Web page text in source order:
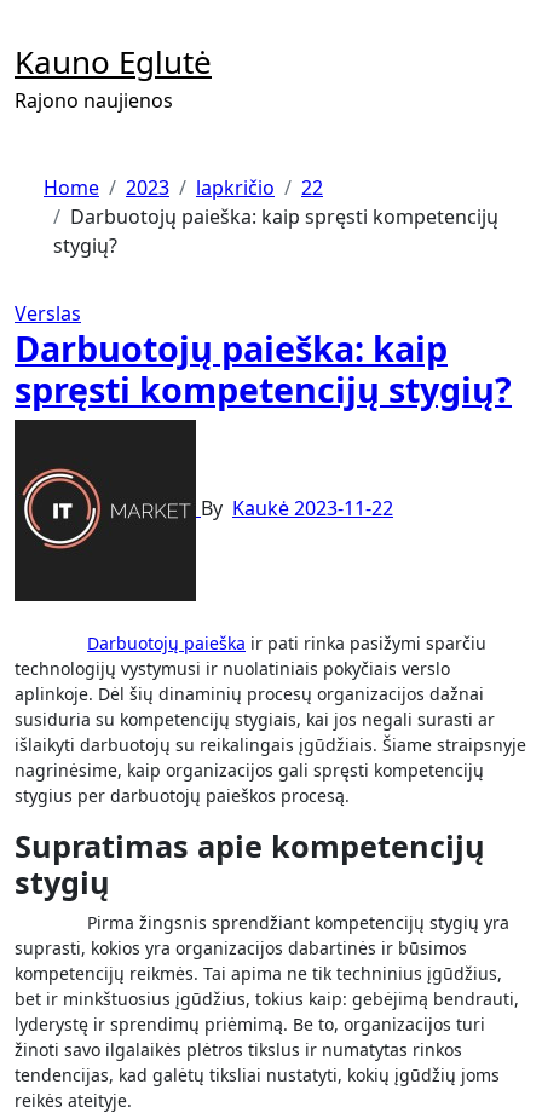
content
Kauno Eglutė
Rajono naujienos
Home 2023 lapkričio
22
Darbuotojų paieška: kaip spręsti kompetencijų
stygių?
Verslas
Darbuotojų paieška: kaip
spręsti kompetencijų stygių?
By Kaukė2023-11-22
Darbuotojų paieška ir pati rinka pasižymi sparčiu
technologijų vystymusi ir nuolatiniais pokyčiais verslo
aplinkoje. Dėl šių dinaminių procesų organizacijos dažnai
susiduria su kompetencijų stygiais, kai jos negali surasti ar
išlaikyti darbuotojų su reikalingais įgūdžiais. Šiame straipsnyje
nagrinėsime, kaip organizacijos gali spręsti kompetencijų
stygius per darbuotojų paieškos procesą.
Supratimas apie kompetencijų
stygių
Pirma žingsnis sprendžiant kompetencijų stygių yra
suprasti, kokios yra organizacijos dabartinės ir būsimos
kompetencijų reikmės. Tai apima ne tik techninius įgūdžius,
bet ir minkštuosius įgūdžius, tokius kaip: gebėjimą bendrauti,
lyderystę ir sprendimų priėmimą. Be to, organizacijos turi
žinoti savo ilgalaikės plėtros tikslus ir numatytas rinkos
tendencijas, kad galėtų tiksliai nustatyti, kokių įgūdžių joms
reikės ateityje.